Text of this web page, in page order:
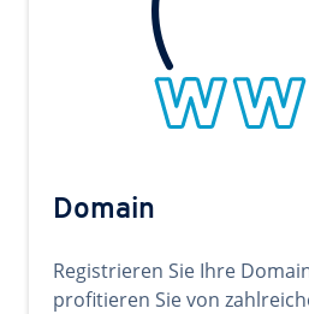
Domain
Registrieren Sie Ihre
profitieren Sie von